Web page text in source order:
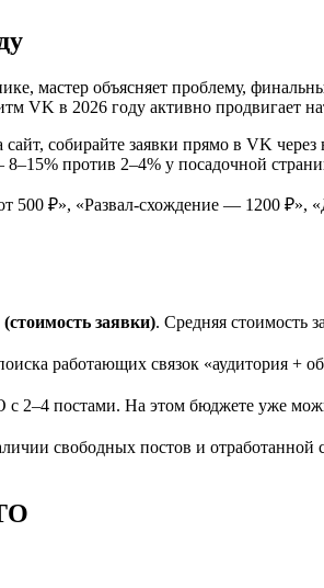
мастер объясняет проблему,
VK в 2026 году активно продвигает
собирайте заявки прямо в VK
против 2–4% у посадочной
500 ₽», «Развал-схождение — 1200
заявки). Средняя стоимость
работающих связок «аудитория
2–4 постами. На этом бюджете уже
свободных постов и отработанной